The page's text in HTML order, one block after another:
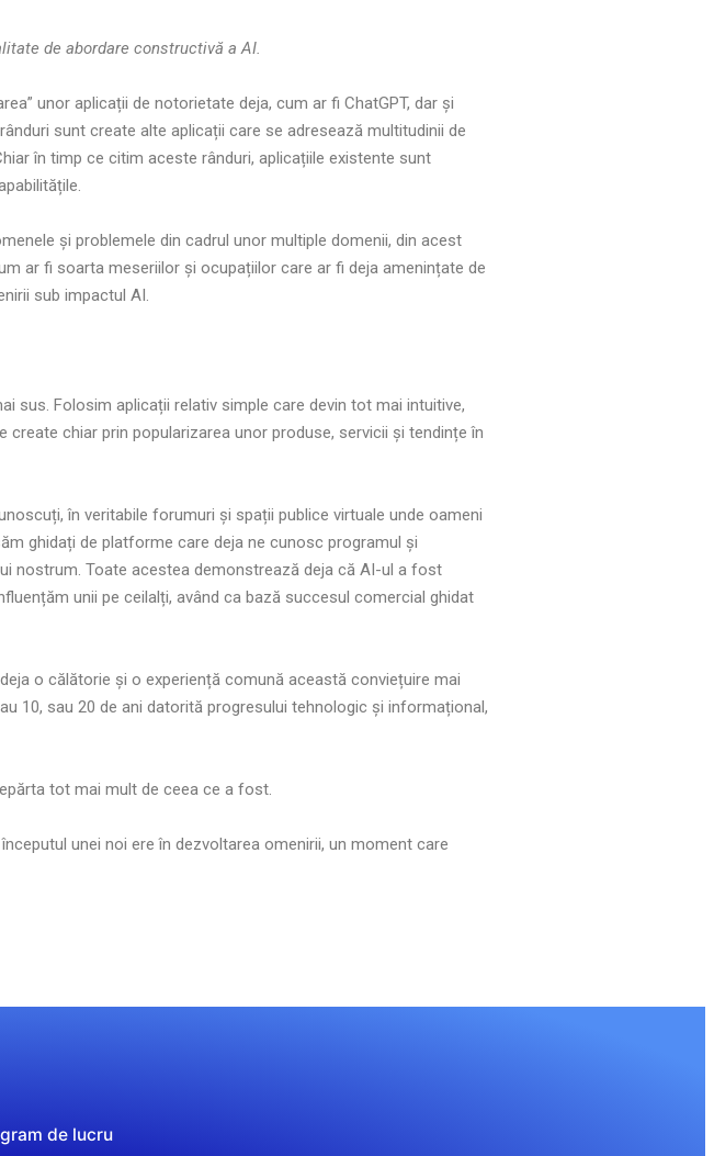
de abordare constructivă a AI.
unor aplicații de notorietate deja, cum ar fi ChatGPT, dar și
sunt create alte aplicații care se adresează multitudinii de
în timp ce citim aceste rânduri, aplicațiile existente sunt
și problemele din cadrul unor multiple domenii, din acest
ar fi soarta meseriilor și ocupațiilor care ar fi deja amenințate de
sub impactul AI.
sus. Folosim aplicații relativ simple care devin tot mai intuitive,
chiar prin popularizarea unor produse, servicii și tendințe în
în veritabile forumuri și spații publice virtuale unde oameni
ghidați de platforme care deja ne cunosc programul și
nostrum. Toate acestea demonstrează deja că AI-ul a fost
unii pe ceilalți, având ca bază succesul comercial ghidat
o călătorie și o experiență comună această conviețuire mai
10, sau 20 de ani datorită progresului tehnologic și informațional,
tot mai mult de ceea ce a fost.
unei noi ere în dezvoltarea omenirii, un moment care
de lucru